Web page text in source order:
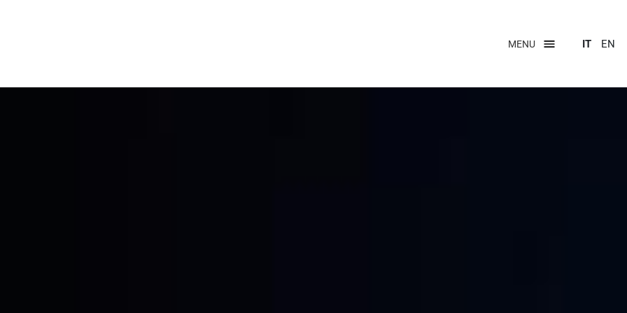
MENU IT EN